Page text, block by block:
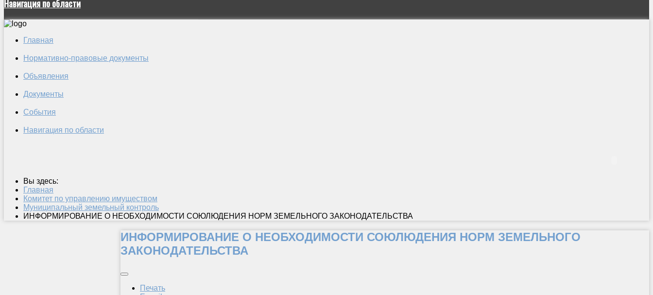
Навигация по области
Главная
Нормативно-правовые документы
Объявления
Документы
События
Навигация по области
Вы здесь:
Главная
Комитет по управлению имуществом
Муниципальный земельный контроль
ИНФОРМИРОВАНИЕ О НЕОБХОДИМОСТИ СОЮЛЮДЕНИЯ НОРМ ЗЕМЕЛЬНОГО ЗАКОНОДАТЕЛЬСТВА
ИНФОРМИРОВАНИЕ О НЕОБХОДИМОСТИ СОЮЛЮДЕНИЯ НОРМ ЗЕМЕЛЬНОГО
ЗАКОНОДАТЕЛЬСТВА
Печать